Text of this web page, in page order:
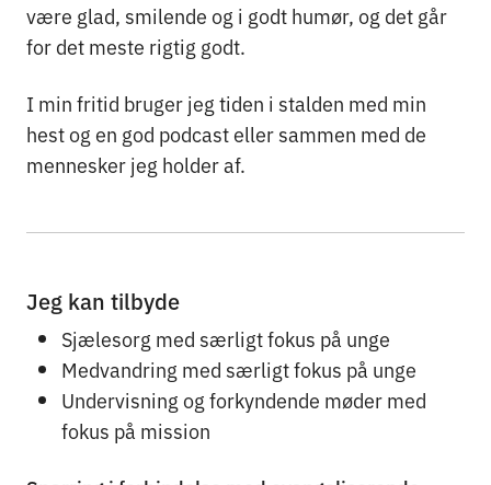
være glad, smilende og i godt humør, og det går
for det meste rigtig godt.
I min fritid bruger jeg tiden i stalden med min
hest og en god podcast eller sammen med de
mennesker jeg holder af.
Jeg kan tilbyde
Sjælesorg med særligt fokus på unge
Medvandring med særligt fokus på unge
Undervisning og forkyndende møder med
fokus på mission